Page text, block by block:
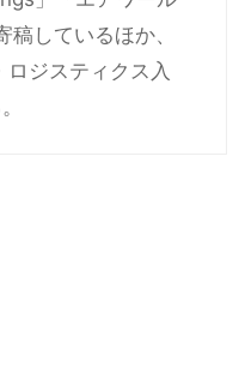
稿しているほか、
ジスティクス入